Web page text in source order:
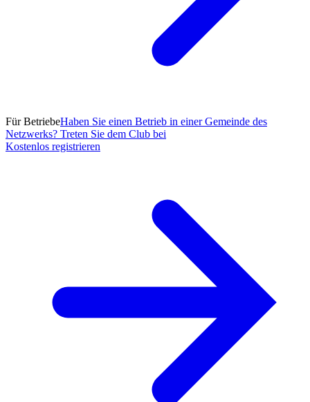
Für BetriebeHaben Sie einen Betrieb in einer Gemeinde des
Netzwerks? Treten Sie dem Club bei
Kostenlos registrieren